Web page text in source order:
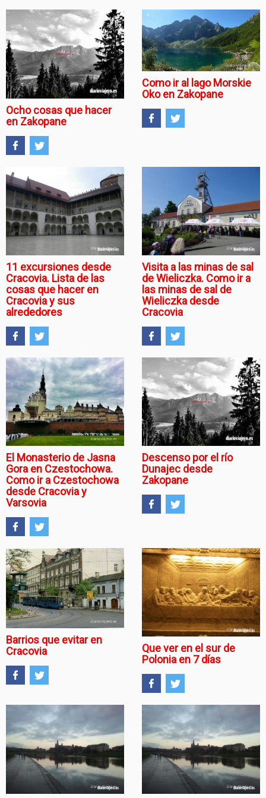
Ocho cosas que hacer
en Zakopane
Como ir al lago Morskie
Oko en Zakopane
11 excursiones desde
Cracovia. Lista de las
cosas que hacer en
Cracovia y sus
alrededores
Visita a las minas de sal
de Wieliczka. Como ir a
las minas de sal de
Wieliczka desde
Cracovia
El Monasterio de Jasna
Gora en Czestochowa.
Como ir a Czestochowa
desde Cracovia y
Varsovia
Descenso por el río
Dunajec desde
Zakopane
Barrios que evitar en
Cracovia
Que ver en el sur de
Polonia en 7 días